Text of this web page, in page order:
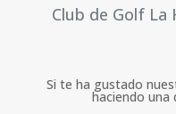
Club de Golf La
Si te ha gustado
haciendo una